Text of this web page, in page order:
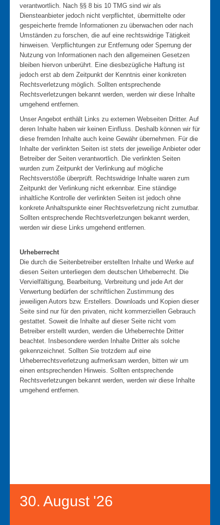
Ergebnisliste 2024
Ergebnisliste 2023
Ergebnisliste 2022
Ergebnisliste 2018
Ergebnisliste 2019
Ergebnisliste 2017
Ergebnisliste 2016
Kontakt
verantwortlich. Nach §§ 8 bis 10 TMG sind wir als
Diensteanbieter jedoch nicht verpflichtet, übermittelte oder
gespeicherte fremde Informationen zu überwachen oder nach
Umständen zu forschen, die auf eine rechtswidrige Tätigkeit
hinweisen. Verpflichtungen zur Entfernung oder Sperrung der
Nutzung von Informationen nach den allgemeinen Gesetzen
bleiben hiervon unberührt. Eine diesbezügliche Haftung ist
jedoch erst ab dem Zeitpunkt der Kenntnis einer konkreten
Rechtsverletzung möglich. Sollten entsprechende
Rechtsverletzungen bekannt werden, werden wir diese Inhalte
umgehend entfernen.
Unser Angebot enthält Links zu externen Webseiten Dritter. Auf
deren Inhalte haben wir keinen Einfluss. Deshalb können wir für
diese fremden Inhalte auch keine Gewähr übernehmen. Für die
Inhalte der verlinkten Seiten ist stets der jeweilige Anbieter oder
Betreiber der Seiten verantwortlich. Die verlinkten Seiten
wurden zum Zeitpunkt der Verlinkung auf mögliche
Rechtsverstöße überprüft. Rechtswidrige Inhalte waren zum
Zeitpunkt der Verlinkung nicht erkennbar. Eine ständige
inhaltliche Kontrolle der verlinkten Seiten ist jedoch ohne
konkrete Anhaltspunkte einer Rechtsverletzung nicht zumutbar.
Sollten entsprechende Rechtsverletzungen bekannt werden,
werden wir diese Links umgehend entfernen.
Urheberrecht
Die durch die Seitenbetreiber erstellten Inhalte und Werke auf
diesen Seiten unterliegen dem deutschen Urheberrecht. Die
Vervielfältigung, Bearbeitung, Verbreitung und jede Art der
Verwertung bedürfen der schriftlichen Zustimmung des
jeweiligen Autors bzw. Erstellers. Downloads und Kopien dieser
Seite sind nur für den privaten, nicht kommerziellen Gebrauch
gestattet. Soweit die Inhalte auf dieser Seite nicht vom
Betreiber erstellt wurden, werden die Urheberrechte Dritter
beachtet. Insbesondere werden Inhalte Dritter als solche
gekennzeichnet. Sollten Sie trotzdem auf eine
Urheberrechtsverletzung aufmerksam werden, bitten wir um
einen entsprechenden Hinweis. Sollten entsprechende
Rechtsverletzungen bekannt werden, werden wir diese Inhalte
umgehend entfernen.
30. August '26